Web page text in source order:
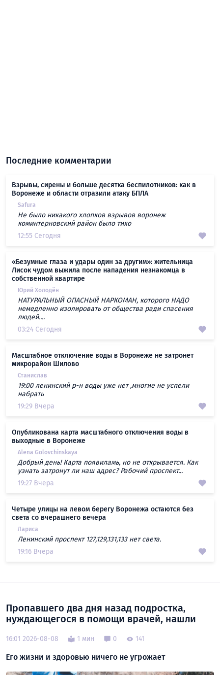
Последние комментарии
Взрывы, сирены и больше десятка беспилотников: как в
Воронеже и области отразили атаку БПЛА
Safura
Не было никакого хлопков взрывов воронеж
коминтерновский район было тихо
12:55 Сегодня
«Безумные глаза и удары один за другим»: жительница
Лисок чудом выжила после нападения незнакомца в
собственной квартире
Юрий Холодён
НАТУРАЛЬНЫЙ ОПАСНЫЙ НАРКОМАН, которого НАДО
немедленно изолировать от общества ради спасения
людей....
03:24 Сегодня
Масштабное отключение воды в Воронеже не затронет
микрорайон Шилово
Станислав
19:00 ленинский р-н воды уже нет ,многие не успели
набрать
19:29 Вчера
Опубликована карта масштабного отключения воды в
выходные в Воронеже
Alena Golovchinskaya
Добрый день! Карта появиламь, но не открывается. Как
узнать затронут ли наш адрес? Рабочий проспект...
19:27 Вчера
Четыре улицы на левом берегу Воронежа остаются без
света со вчерашнего вечера
Лариса
Ленинский проспект 127,129,131,133 нет света.
19:16 Вчера
Пропавшего два дня назад подростка,
нуждающегося в помощи врачей, нашли
16:01 2026-08-08 1 мин 0 141
Его жизни и здоровью ничего не угрожает